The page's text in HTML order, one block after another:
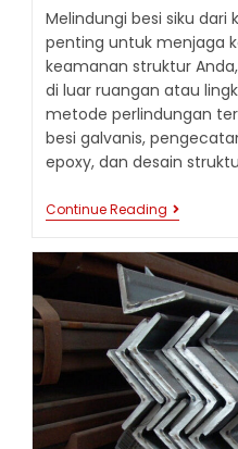
Melindungi besi siku dari
penting untuk menjaga
keamanan struktur
di luar ruangan atau
metode perlindungan
besi galvanis,
epoxy, dan desain
Continue Reading TIPS
SIKU
DARI
KOROSI:
STRATEGI
AMPUH
UNTUK
DI
AGRESIF